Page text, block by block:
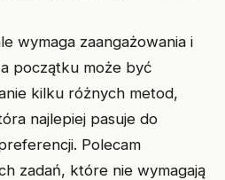
wymaga zaangażowania i
początku może być
kilku różnych metod,
najlepiej pasuje do
Polecam
zadań, które nie wymagają